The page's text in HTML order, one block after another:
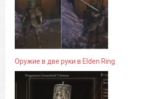
Оружие в две руки в Elden Ring